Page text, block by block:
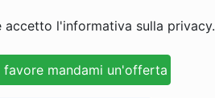
l'informativa sulla privacy.